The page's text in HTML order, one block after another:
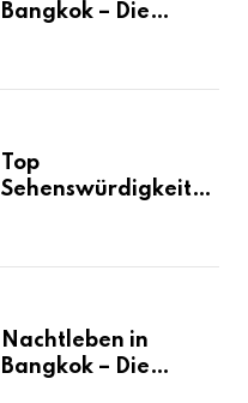
Bangkok – Die
Bangkok
Top
Sehenswürdigkeiten
(mit Karte)
Nachtleben in
Bangkok – Die